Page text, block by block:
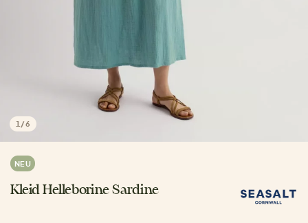
1 /6
NEU
Kleid Helleborine Sardine